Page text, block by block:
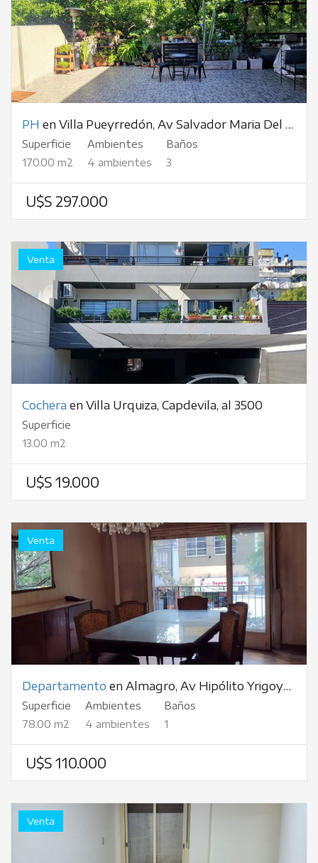
PH en Villa Pueyrredón, Av Salvador Maria Del Carril, al 2100
Superficie
170.00 m2
Ambientes
4 ambientes
Baños
3
U$S 297.000
Venta
Cochera en Villa Urquiza, Capdevila, al 3500
Superficie
13.00 m2
U$S 19.000
Venta
Departamento en Almagro, Av Hipólito Yrigoyen, al 3500
Superficie
78.00 m2
Ambientes
4 ambientes
Baños
1
U$S 110.000
Venta